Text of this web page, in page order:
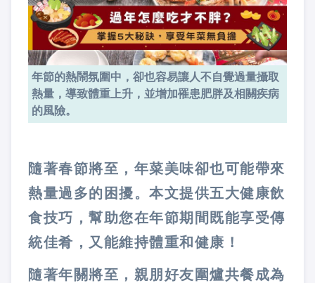
年節的熱鬧氛圍中，卻也容易讓人不自覺過量攝取
熱量，導致體重上升，並增加罹患肥胖及相關疾病
的風險。
隨著春節將至，年菜美味卻也可能帶來
熱量過多的困擾。本文提供五大健康飲
食技巧，幫助您在年節期間既能享受傳
統佳肴，又能維持體重和健康！
隨著年關將至，親朋好友圍爐共餐成為